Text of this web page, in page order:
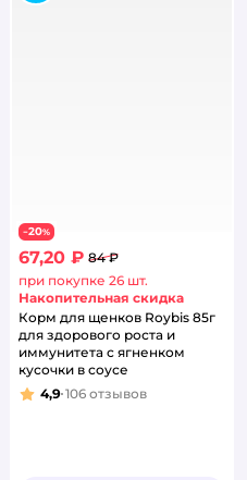
−20%
67,20 ₽ 84 ₽
при покупке 26 шт.
Накопительная скидка
Корм для щенков Roybis 85г
для здорового роста и
иммунитета с ягненком
кусочки в соусе
Рейтинг:
4,9 106 отзывов